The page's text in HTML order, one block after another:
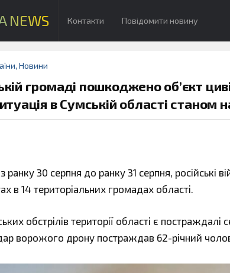
NEWS Контакти Повідомити новину
, Новини
громаді пошкоджено об’єкт
в Сумській області станом
30 серпня до ранку 31 серпня, російські
в 14 територіальних громадах області.
обстрілів території області є
ворожого дрону постраждав 62-річний